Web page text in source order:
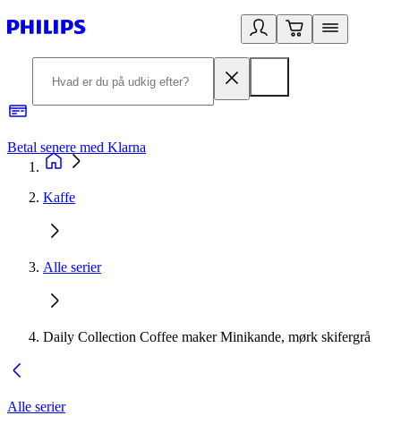
Betal senere med Klarna
Kaffe
Alle serier
Daily Collection Coffee maker Minikande, mørk skifergrå
Alle serier